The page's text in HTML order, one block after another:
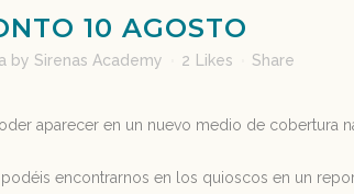
10 AGOSTO
by Sirenas Academy 2 Likes Share
aparecer en un nuevo medio de cobertura
encontrarnos en los quioscos en un